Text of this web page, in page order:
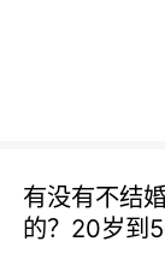
有没有不结
的？20岁到